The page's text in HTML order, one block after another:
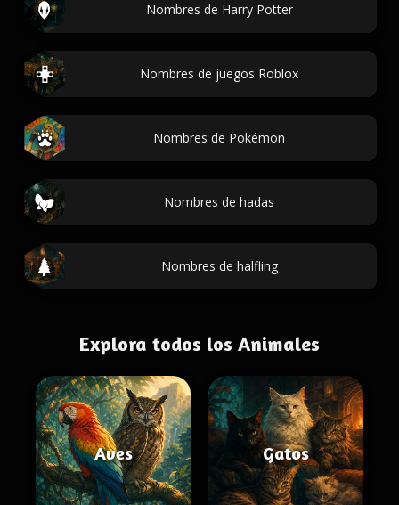
Nombres de Harry Potter
Nombres de juegos Roblox
Nombres de Pokémon
Nombres de hadas
Nombres de halfling
Explora todos los Animales
Aves Gatos